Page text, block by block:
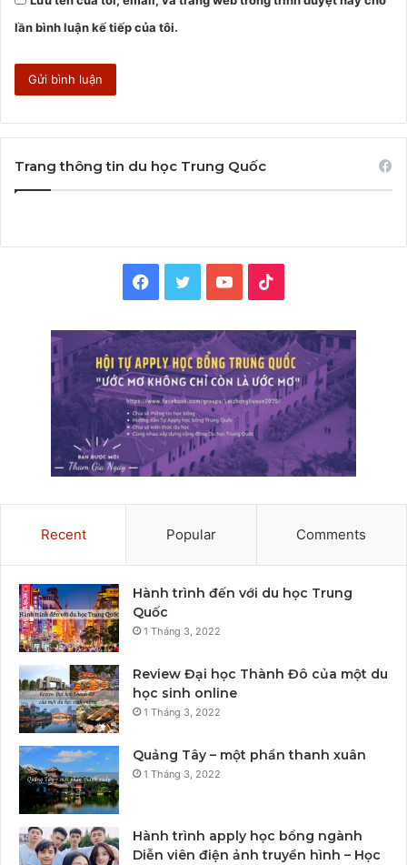
lần bình luận kế tiếp của tôi.
Trang thông tin du học Trung Quốc
Facebook
TwitterYouTube
Recent Popular Comments
Hành trình đến với du học Trung
Quốc
1 Tháng 3, 2022
Review Đại học Thành Đô của một du
học sinh online
1 Tháng 3, 2022
Quảng Tây – một phần thanh xuân
1 Tháng 3, 2022
Hành trình apply học bổng ngành
Diễn viên điện ảnh truyền hình – Học